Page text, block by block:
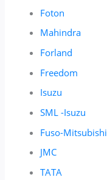
Foton
Mahindra
Forland
Freedom
Isuzu
SML -Isuzu
Fuso-Mitsubishi
JMC
TATA